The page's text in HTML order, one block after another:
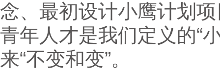
念、最初设计小鹰计划
青年人才是我们定义的“
来“不变和变”。